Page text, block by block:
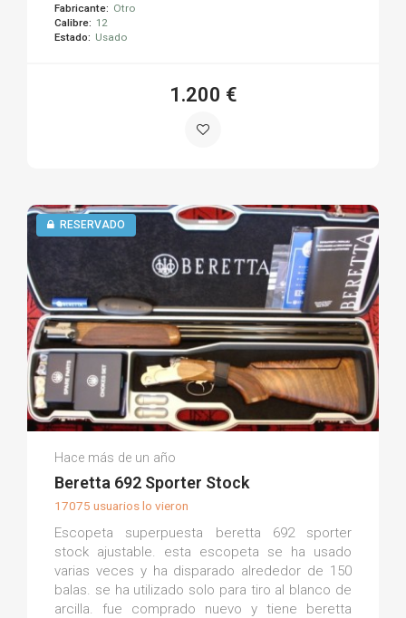
Fabricante: Otro
Calibre: 12
Estado: Usado
1.200 €
RESERVADO
Mark M.
Hace más de un año
Beretta 692 Sporter Stock
17075 usuarios lo vieron
Escopeta superpuesta beretta 692 sporter
stock ajustable. esta escopeta se ha usado
varias veces y ha disparado alrededor de 150
balas. se ha utilizado solo para tiro al blanco de
arcilla. fue comprado nuevo y tiene beretta